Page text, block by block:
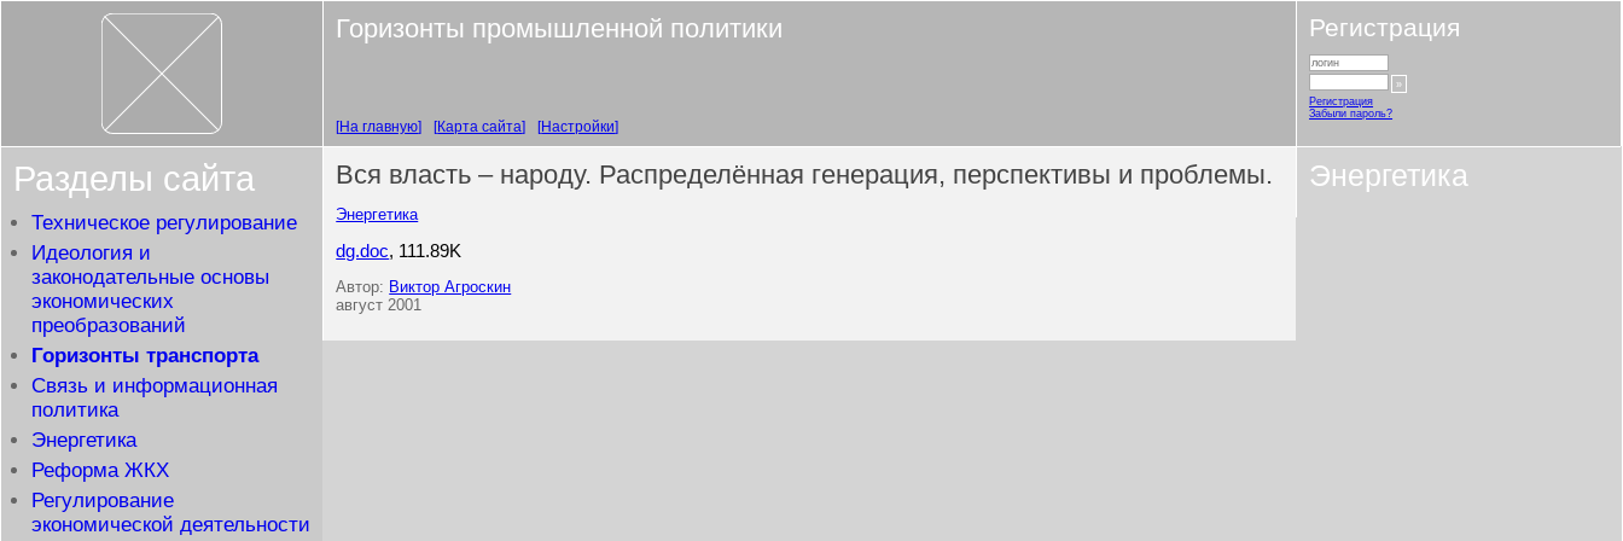
Горизонты промышленной политики
На главную Карта сайта Настройки
Регистрация
Регистрация
Забыли пароль?
Разделы сайта
Техническое регулирование
Идеология и
законодательные основы
экономических
преобразований
Горизонты транспорта
Связь и информационная
политика
Энергетика
Реформа ЖКХ
Регулирование
экономической деятельности
Вся власть – народу. Распределённая генерация, перспективы и проблемы.
Энергетика
dg.doc, 111.89K
Автор: Виктор Агроскин
август 2001
Энергетика